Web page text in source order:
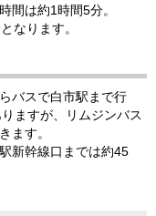
間は約1時間5分。
なります。
バスで白市駅まで行
ますが、リムジンバス
ます。
新幹線口までは約45